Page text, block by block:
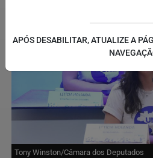
Tony Winston/Câmara dos Deputados
APÓS DESABILITAR, ATUALIZE A